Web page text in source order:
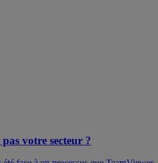
votre secteur ?